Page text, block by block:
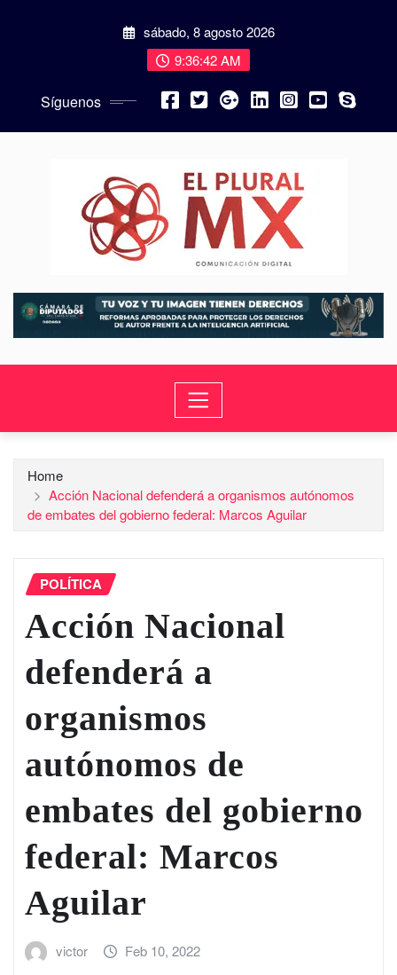
sábado, 8 agosto 2026
9:36:44 AM
Síguenos
Home
Acción Nacional defenderá a organismos autónomos
de embates del gobierno federal: Marcos Aguilar
POLÍTICA
Acción Nacional
defenderá a
organismos
autónomos de
embates del gobierno
federal: Marcos
Aguilar
victor Feb 10, 2022